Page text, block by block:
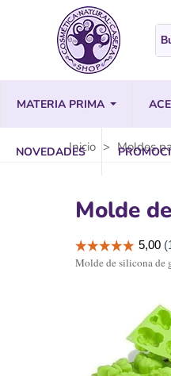
MATERIA PRIMA
NOVEDADES
Inicio > Moldes
Molde
Molde de silicona de